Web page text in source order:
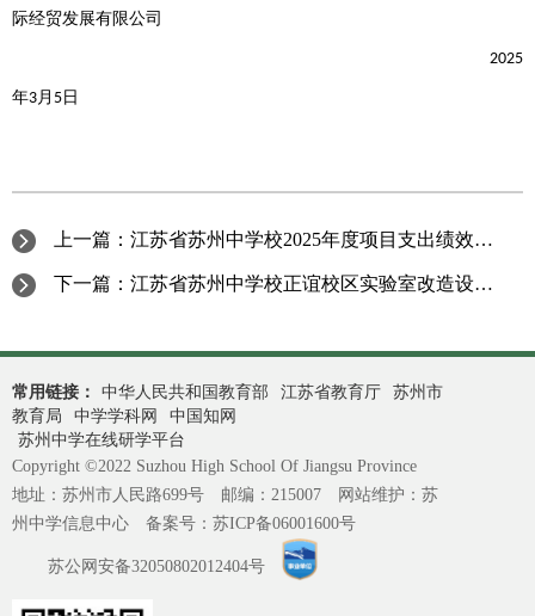
际经贸发展有限公司
2025
年3 月 5日
上一篇： 江苏省苏州中学校2025年度项目支出绩效目标
下一篇： 江苏省苏州中学校正谊校区实验室改造设计服务比选结果公告
常用链接： 中华人民共和国教育部 江苏省教育厅
苏州市
教育局
中学学科网
中国知网
苏州中学在线研学平台
Copyright ©2022 Suzhou High School Of Jiangsu Province
地址：苏州市人民路699号 邮编：215007 网站维护：苏
州中学信息中心 备案号： 苏ICP备06001600号
苏公网安备32050802012404号